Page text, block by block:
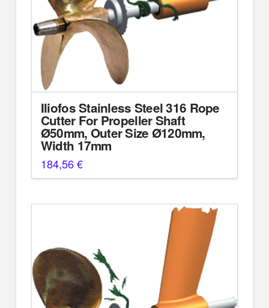
Iliofos Stainless Steel 316 Rope
Cutter For Propeller Shaft
Ø50mm, Outer Size Ø120mm,
Width 17mm
184,56€